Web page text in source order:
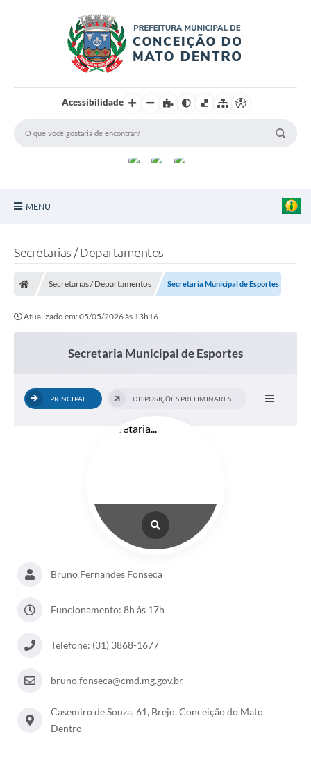
Acessibilidade
MENU
Transparência
Ouvidoria
Procuradoria Jurídica - Consultoria Administrativa
SIM - Serviço de Inspeção Muncipal
e-SIC
Notificações de Penalidades – Decisões
Notificações Ambientais
Conselho Municipal de Conservação e Defesa do
Secretarias / Departamentos
Secretarias / Departamentos Secretaria Municipal de Esportes
Atualizado em: 05/05/2026 às 13h16
Secretaria Municipal de Esportes
PRINCIPAL DISPOSIÇÕES PRELIMINARES
Bruno Fernandes Fonseca
Funcionamento: 8h às 17h
Telefone: (31) 3868-1677
bruno.fonseca@cmd.mg.gov.br
Casemiro de Souza, 61, Brejo, Conceição do Mato
Dentro